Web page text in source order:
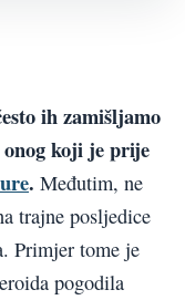
ih zamišljamo
koji je prije
. Međutim, ne
trajne posljedice
Primjer tome je
pogodila